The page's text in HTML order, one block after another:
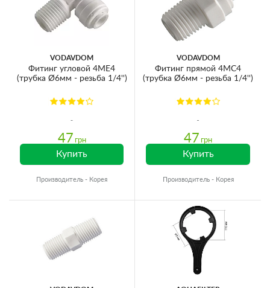
VODAVDOM
Фитинг угловой 4ME4
(трубка Ø6мм - резьба 1/4'')
47 грн
Купить
Производитель - Корея
VODAVDOM
Фитинг прямой 4MC4
(трубка Ø6мм - резьба 1/4'')
47 грн
Купить
Производитель - Корея